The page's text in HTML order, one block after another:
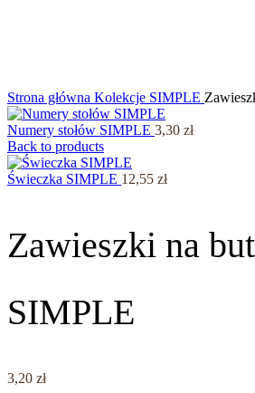
Strona główna Kolekcje SIMPLE
Numery stołów SIMPLE 3,30 zł
Back to products
Świeczka SIMPLE 12,55 zł
Zawieszki na
SIMPLE
3,20 zł